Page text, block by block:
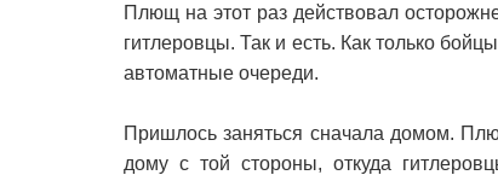
Плющ на этот раз действовал
гитлеровцы. Так и есть. Как только
автоматные очереди.
Пришлось заняться сначала домом.
дому с той стороны, откуда